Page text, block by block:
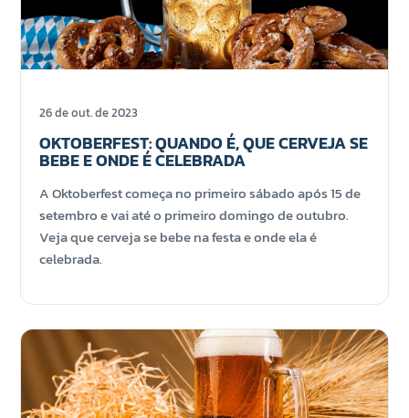
26 de out. de 2023
OKTOBERFEST: QUANDO É, QUE CERVEJA SE
BEBE E ONDE É CELEBRADA
A Oktoberfest começa no primeiro sábado após 15 de
setembro e vai até o primeiro domingo de outubro.
Veja que cerveja se bebe na festa e onde ela é
celebrada.